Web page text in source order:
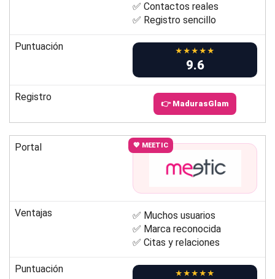
✅ Contactos reales
✅ Registro sencillo
Puntuación ★★★★★
9.6
Registro
👉 MadurasGlam
Portal 💖 MEETIC
Ventajas
✅ Muchos usuarios
✅ Marca reconocida
✅ Citas y relaciones
Puntuación ★★★★★